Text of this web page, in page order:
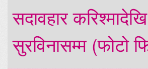
सदावहार
सुरविनासम्म (फोटो